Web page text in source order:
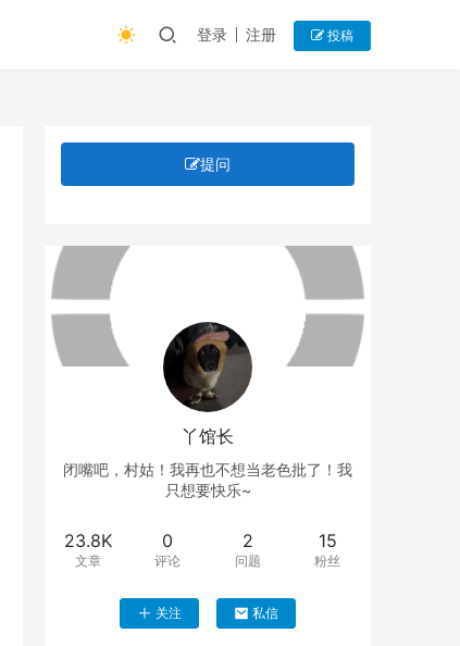
登录 注册 投稿
提问
丫馆长
闭嘴吧，村姑！我再也不想当老色批了！我
只想要快乐~
23.8K
文章
0
评论
2
问题
15
粉丝
关注 私信